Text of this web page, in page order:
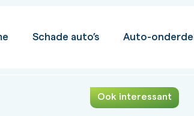
Schade auto’s Auto-
Ook interessant